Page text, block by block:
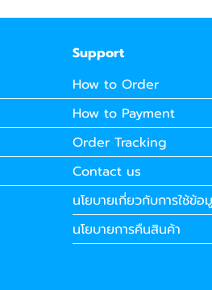
Support
How to Order
How to Payment
Order Tracking
Contact us
นโยบายเกี่ยวกับการใช้ข้
นโยบายการคืนสินค้า